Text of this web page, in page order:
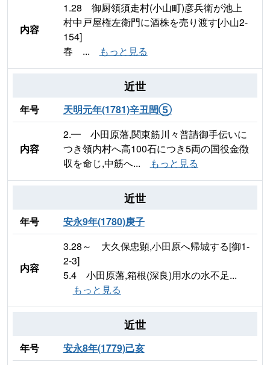
内容
1.28 御厨領須走村(小山町)彦兵衛が池上
村中戸屋権左衛門に酒株を売り渡す[小山2-
154]
春 ...
もっと見る
近世
年号 天明元年(1781)辛丑閏⑤
内容
2.━ 小田原藩,関東筋川々普請御手伝いに
つき領内村へ高100石につき5両の国役金徴
収を命じ,中筋へ...
もっと見る
近世
年号 安永9年(1780)庚子
内容
3.28～ 大久保忠顕,小田原へ帰城する[御1-
2-3]
5.4 小田原藩,箱根(深良)用水の水不足...
もっと見る
近世
年号 安永8年(1779)己亥